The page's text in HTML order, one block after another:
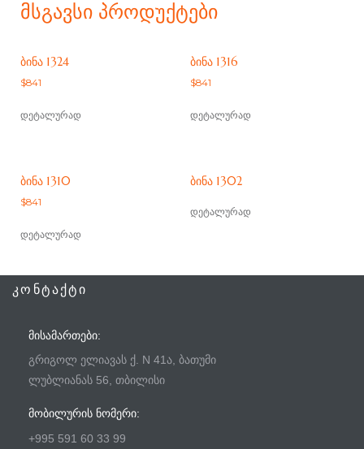
ᲛᲡᲒᲐᲕᲡᲘ ᲞᲠᲝᲓᲣᲥᲢᲔᲑᲘ
ᲑᲘᲜᲐ 1324
$841
დეტალურად
ᲑᲘᲜᲐ 1316
$841
დეტალურად
ᲑᲘᲜᲐ 1310
$841
დეტალურად
ᲑᲘᲜᲐ 1302
დეტალურად
ᲙᲝᲜᲢᲐᲥᲢᲘ
ᲛᲘᲡᲐᲛᲐᲠᲗᲔᲑᲘ:
გრიგოლ ელიავას ქ. N 41ა, ბათუმი
ლუბლიანას 56, თბილისი
ᲛᲝᲑᲘᲚᲣᲠᲘᲡ ᲜᲝᲛᲔᲠᲘ:
+995 591 60 33 99